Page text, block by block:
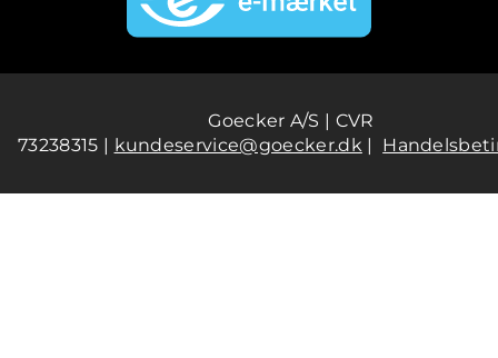
Goecker A/S | CVR
73238315 | kundeservice@goecker.dk|